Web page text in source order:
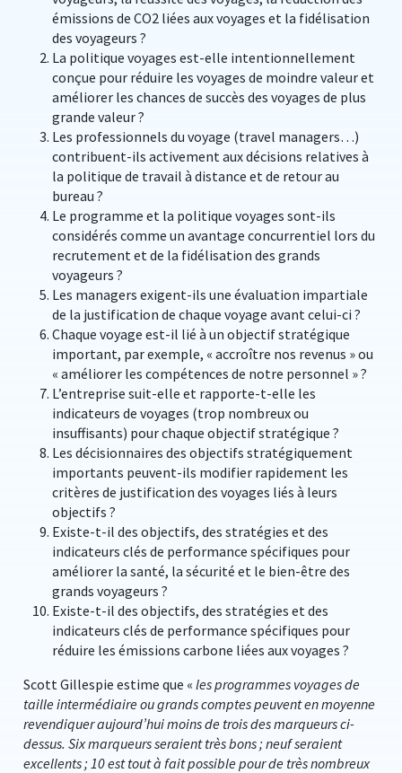
émissions de CO2 liées aux voyages et la fidélisation
des voyageurs ?
La politique voyages est-elle intentionnellement
conçue pour réduire les voyages de moindre valeur et
améliorer les chances de succès des voyages de plus
grande valeur ?
Les professionnels du voyage (travel managers…)
contribuent-ils activement aux décisions relatives à
la politique de travail à distance et de retour au
bureau ?
Le programme et la politique voyages sont-ils
considérés comme un avantage concurrentiel lors du
recrutement et de la fidélisation des grands
voyageurs ?
Les managers exigent-ils une évaluation impartiale
de la justification de chaque voyage avant celui-ci ?
Chaque voyage est-il lié à un objectif stratégique
important, par exemple, « accroître nos revenus » ou
« améliorer les compétences de notre personnel » ?
L’entreprise suit-elle et rapporte-t-elle les
indicateurs de voyages (trop nombreux ou
insuffisants) pour chaque objectif stratégique ?
Les décisionnaires des objectifs stratégiquement
importants peuvent-ils modifier rapidement les
critères de justification des voyages liés à leurs
objectifs ?
Existe-t-il des objectifs, des stratégies et des
indicateurs clés de performance spécifiques pour
améliorer la santé, la sécurité et le bien-être des
grands voyageurs ?
Existe-t-il des objectifs, des stratégies et des
indicateurs clés de performance spécifiques pour
réduire les émissions carbone liées aux voyages ?
Scott Gillespie estime que « les programmes voyages de
taille intermédiaire ou grands comptes peuvent en moyenne
revendiquer aujourd’hui moins de trois des marqueurs ci-
dessus. Six marqueurs seraient très bons ; neuf seraient
excellents ; 10 est tout à fait possible pour de très nombreux